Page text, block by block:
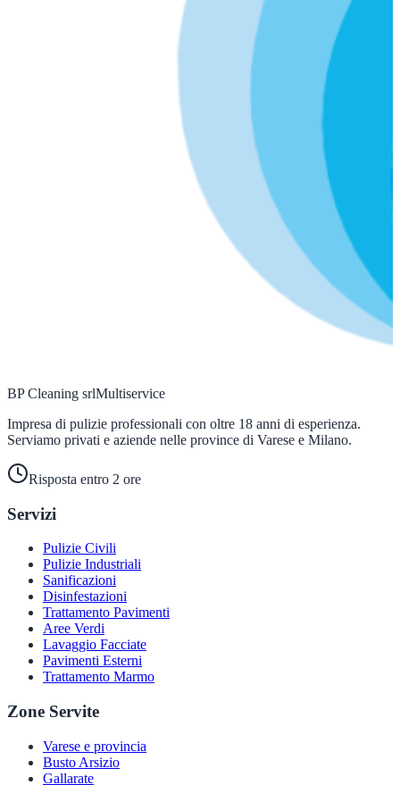
BP Cleaning srlMultiservice
Impresa di pulizie professionali con oltre 18 anni di esperienza.
Serviamo privati e aziende nelle province di Varese e Milano.
Risposta entro 2 ore
Servizi
Pulizie Civili
Pulizie Industriali
Sanificazioni
Disinfestazioni
Trattamento Pavimenti
Aree Verdi
Lavaggio Facciate
Pavimenti Esterni
Trattamento Marmo
Zone Servite
Varese e provincia
Busto Arsizio
Gallarate